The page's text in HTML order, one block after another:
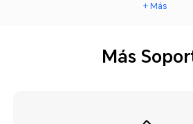
+ Más
Más